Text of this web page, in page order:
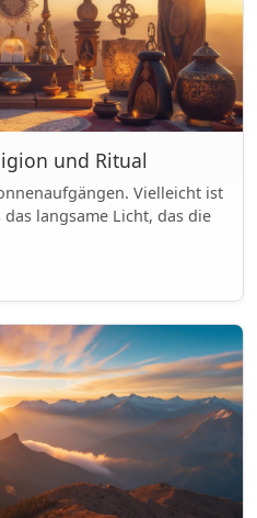
und Ritual
Vielleicht ist
langsame Licht, das die